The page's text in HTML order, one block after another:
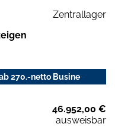
Zentrallager
270.-netto Busine
46.952,00 €
ausweisbar